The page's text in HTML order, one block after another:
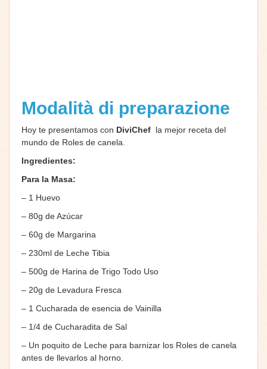
Modalità di preparazione
Hoy te presentamos con DiviChef la mejor receta del
mundo de Roles de canela.
Ingredientes:
Para la Masa:
– 1 Huevo
– 80g de Azúcar
– 60g de Margarina
– 230ml de Leche Tibia
– 500g de Harina de Trigo Todo Uso
– 20g de Levadura Fresca
– 1 Cucharada de esencia de Vainilla
– 1/4 de Cucharadita de Sal
– Un poquito de Leche para barnizar los Roles de canela
antes de llevarlos al horno.